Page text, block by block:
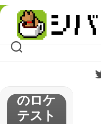
Skip
content
】続編
のロケ
テスト